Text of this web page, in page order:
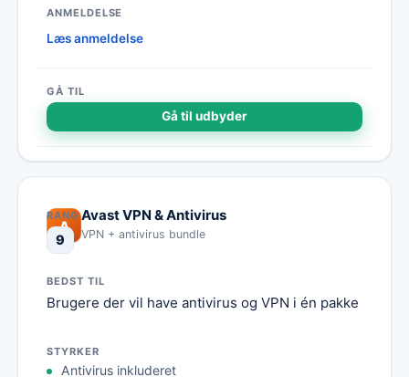
Læs anmeldelse
Gå til udbyder
9
A
Avast VPN & Antivirus
VPN + antivirus bundle
Brugere der vil have antivirus og VPN i én pakke
Antivirus inkluderet